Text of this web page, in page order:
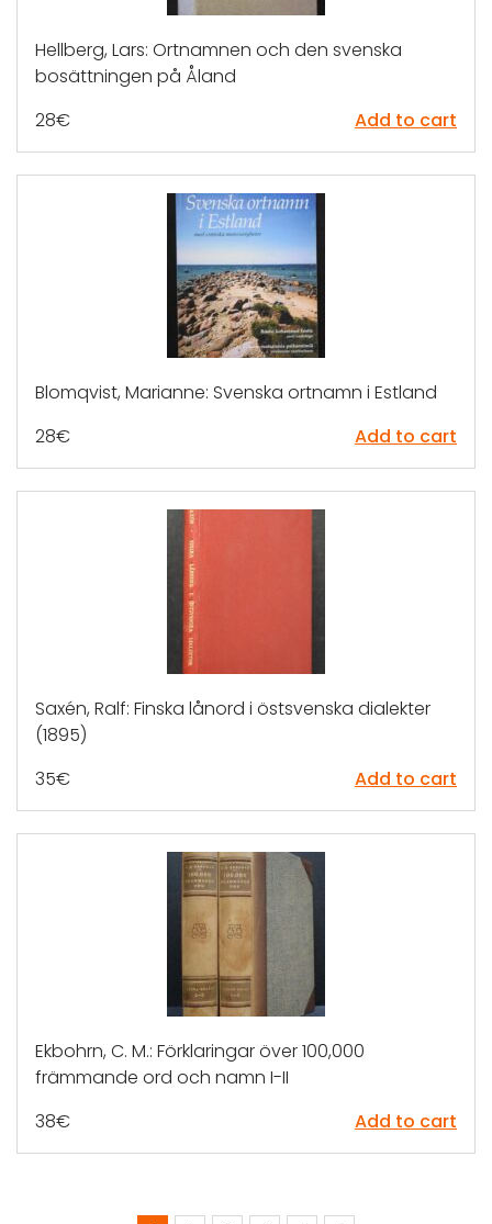
Hellberg, Lars: Ortnamnen och den svenska
bosättningen på Åland
28€ Add to cart
Blomqvist, Marianne: Svenska ortnamn i Estland
28€ Add to cart
Saxén, Ralf: Finska lånord i östsvenska dialekter
(1895)
35€ Add to cart
Ekbohrn, C. M.: Förklaringar över 100,000
främmande ord och namn I-II
38€ Add to cart